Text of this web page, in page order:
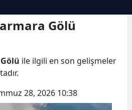
Gölü
ile ilgili en son gelişmeler
28, 2026 10:38